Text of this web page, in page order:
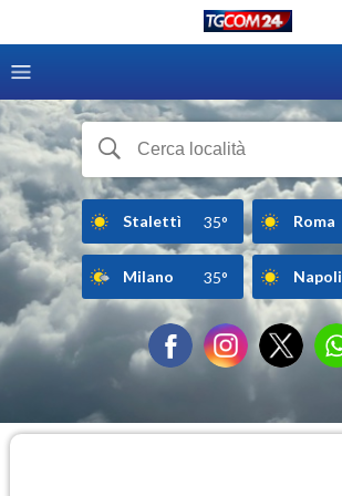
Stalettì 35° Roma
Milano 35° Napoli